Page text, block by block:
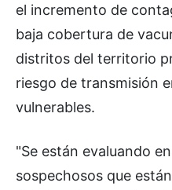
el incremento de
baja cobertura de
distritos del territorio
riesgo de transmisión
vulnerables.
"Se están evaluando
sospechosos que